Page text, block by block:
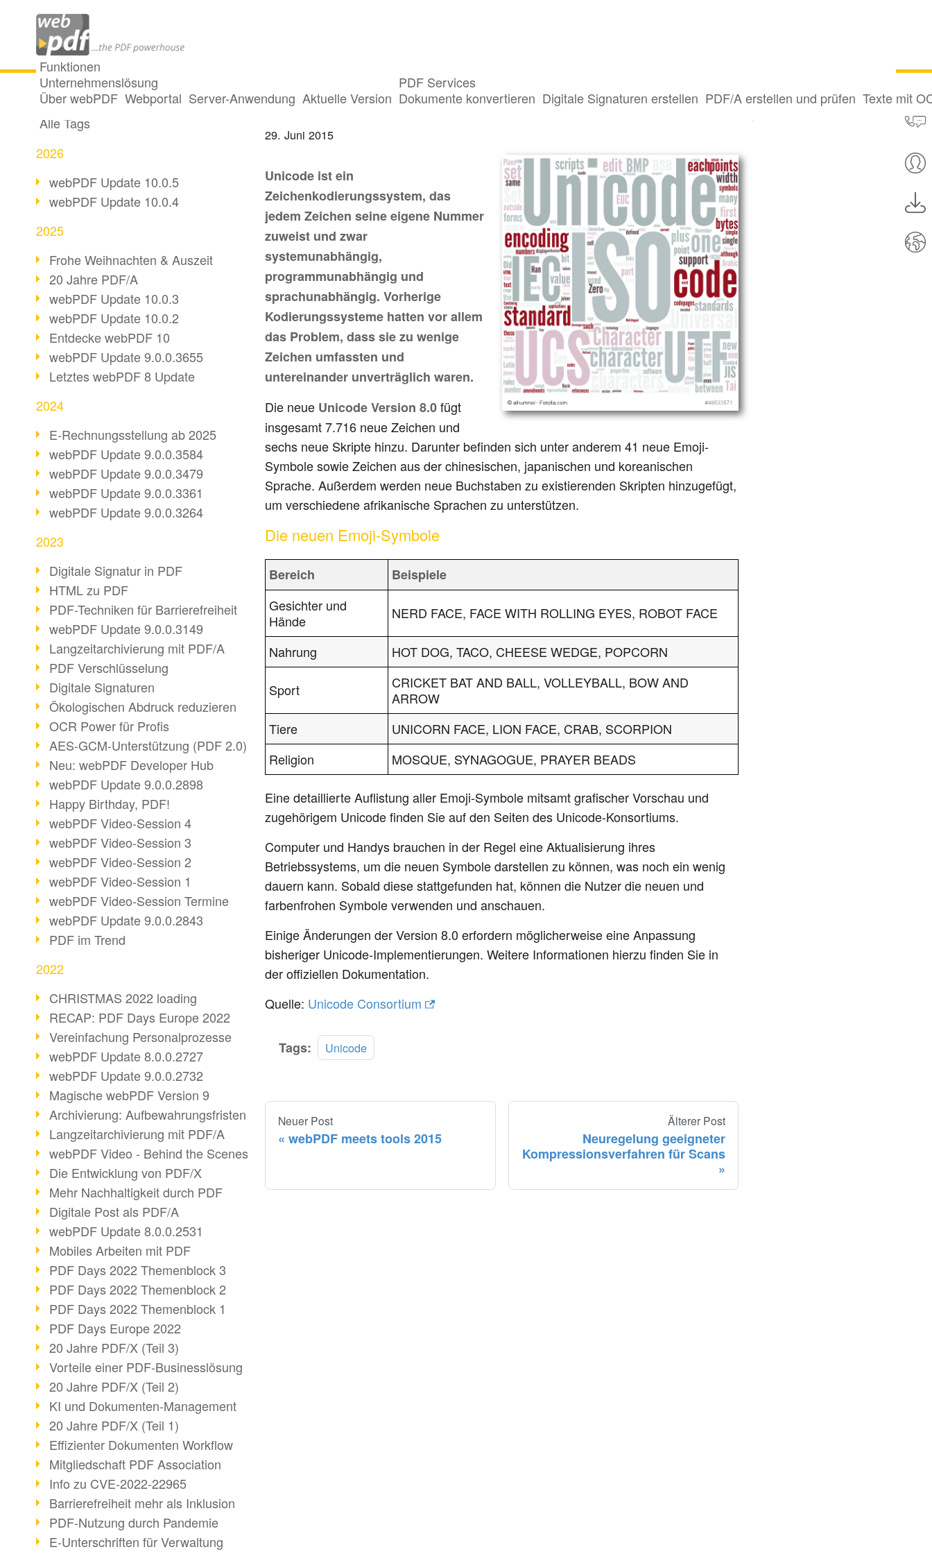
Funktionen
Unternehmenslösung
Über webPDF Webportal Server-Anwendung Aktuelle Version
PDF Services
Dokumente konvertieren Digitale Signaturen erstellen PDF/A erstellen und prüfen Texte mit
Alle Beiträge
Alle Tags
2026
webPDF Update 10.0.5
webPDF Update 10.0.4
2025
Frohe Weihnachten & Auszeit
20 Jahre PDF/A
webPDF Update 10.0.3
webPDF Update 10.0.2
Entdecke webPDF 10
webPDF Update 9.0.0.3655
Letztes webPDF 8 Update
2024
E-Rechnungsstellung ab 2025
webPDF Update 9.0.0.3584
webPDF Update 9.0.0.3479
webPDF Update 9.0.0.3361
webPDF Update 9.0.0.3264
2023
Digitale Signatur in PDF
HTML zu PDF
PDF-Techniken für Barrierefreiheit
webPDF Update 9.0.0.3149
Langzeitarchivierung mit PDF/A
PDF Verschlüsselung
Digitale Signaturen
Ökologischen Abdruck reduzieren
OCR Power für Profis
AES-GCM-Unterstützung (PDF 2.0)
Neu: webPDF Developer Hub
webPDF Update 9.0.0.2898
Happy Birthday, PDF!
webPDF Video-Session 4
webPDF Video-Session 3
webPDF Video-Session 2
webPDF Video-Session 1
webPDF Video-Session Termine
webPDF Update 9.0.0.2843
PDF im Trend
2022
CHRISTMAS 2022 loading
RECAP: PDF Days Europe 2022
Vereinfachung Personalprozesse
webPDF Update 8.0.0.2727
webPDF Update 9.0.0.2732
Magische webPDF Version 9
Archivierung: Aufbewahrungsfristen
Langzeitarchivierung mit PDF/A
webPDF Video - Behind the Scenes
Die Entwicklung von PDF/X
Mehr Nachhaltigkeit durch PDF
Digitale Post als PDF/A
webPDF Update 8.0.0.2531
Mobiles Arbeiten mit PDF
PDF Days 2022 Themenblock 3
PDF Days 2022 Themenblock 2
PDF Days 2022 Themenblock 1
PDF Days Europe 2022
20 Jahre PDF/X (Teil 3)
Vorteile einer PDF-Businesslösung
20 Jahre PDF/X (Teil 2)
KI und Dokumenten-Management
20 Jahre PDF/X (Teil 1)
Effizienter Dokumenten Workflow
Mitgliedschaft PDF Association
Info zu CVE-2022-22965
Barrierefreiheit mehr als Inklusion
PDF-Nutzung durch Pandemie
E-Unterschriften für Verwaltung
Version 8.0 des Unicode Standards erschienen
29. Juni 2015
Unicode ist ein
Zeichenkodierungssystem, das
jedem Zeichen seine eigene Nummer
zuweist und zwar
systemunabhängig,
programmunabhängig und
sprachunabhängig. Vorherige
Kodierungssysteme hatten vor allem
das Problem, dass sie zu wenige
Zeichen umfassten und
untereinander unverträglich waren.
Die neue Unicode Version 8.0fügt
insgesamt 7.716 neue Zeichen und
sechs neue Skripte hinzu. Darunter befinden sich unter anderem 41 neue Emoji-
Symbole sowie Zeichen aus der chinesischen, japanischen und koreanischen
Sprache. Außerdem werden neue Buchstaben zu existierenden Skripten hinzugefügt,
um verschiedene afrikanische Sprachen zu unterstützen.
Die neuen Emoji-Symbole
Bereich
Beispiele
Gesichter und
Hände
NERD FACE, FACE WITH ROLLING EYES, ROBOT FACE
Nahrung HOT DOG, TACO, CHEESE WEDGE, POPCORN
Sport
CRICKET BAT AND BALL, VOLLEYBALL, BOW AND
ARROW
Tiere
UNICORN FACE, LION FACE, CRAB, SCORPION
Religion
MOSQUE, SYNAGOGUE, PRAYER BEADS
Eine detaillierte Auflistung aller Emoji-Symbole mitsamt grafischer Vorschau und
zugehörigem Unicode finden Sie auf den Seiten des Unicode-Konsortiums.
Computer und Handys brauchen in der Regel eine Aktualisierung ihres
Betriebssystems, um die neuen Symbole darstellen zu können, was noch ein wenig
dauern kann. Sobald diese stattgefunden hat, können die Nutzer die neuen und
farbenfrohen Symbole verwenden und anschauen.
Einige Änderungen der Version 8.0 erfordern möglicherweise eine Anpassung
bisheriger Unicode-Implementierungen. Weitere Informationen hierzu finden Sie in
der offiziellen Dokumentation.
Quelle: Unicode Consortium
Tags: Unicode
Neuer Post
webPDF meets tools 2015
Älterer Post
Neuregelung geeigneter
Kompressionsverfahren für Scans
Die neuen Emoji-Symbole